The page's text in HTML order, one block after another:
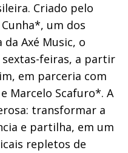
Criado pelo
um dos
Axé Music, o
feiras, a partir
em parceria com
Marcelo Scafuro*. A
transformar a
e partilha, em um
repletos de